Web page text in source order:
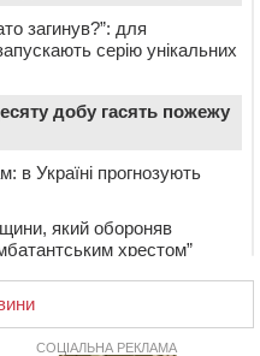
загинув?”: для
серію унікальних
добу гасять пожежу
в Україні прогнозують
який обороняв
хрестом”
зіткнувся з
бронзу чемпіонату
СОЦІАЛЬНА РЕКЛАМА